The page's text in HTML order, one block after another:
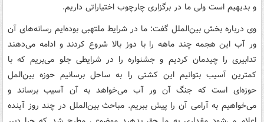
و بدیهیم است ولی ما در برگزاری چارچوب اختیاراتی داریم.
وی درباره بخش بین‌الملل گفت: ما در شرایط ملتهبی بوده‌ایم رسانه‌های آن
ور آب این هجمه چند ماهه را با دوز بالا شروع کردند و ادامه می‌دهند
تدابیری را چیدمان کردیم و جشنواره را در شرایطی جلو می‌بریم که با
کمترین آسیب بتوانیم این کشتی را به ساحل برسانیم حوزه بین‌المل
حوزه‌ای است که جنگ آن ور آب می‌خواهد به آن آسیب برساند و
می‌خواهیم به آرامی آن را پیش ببریم. مباحث بین‌الملل در چند روز آینده